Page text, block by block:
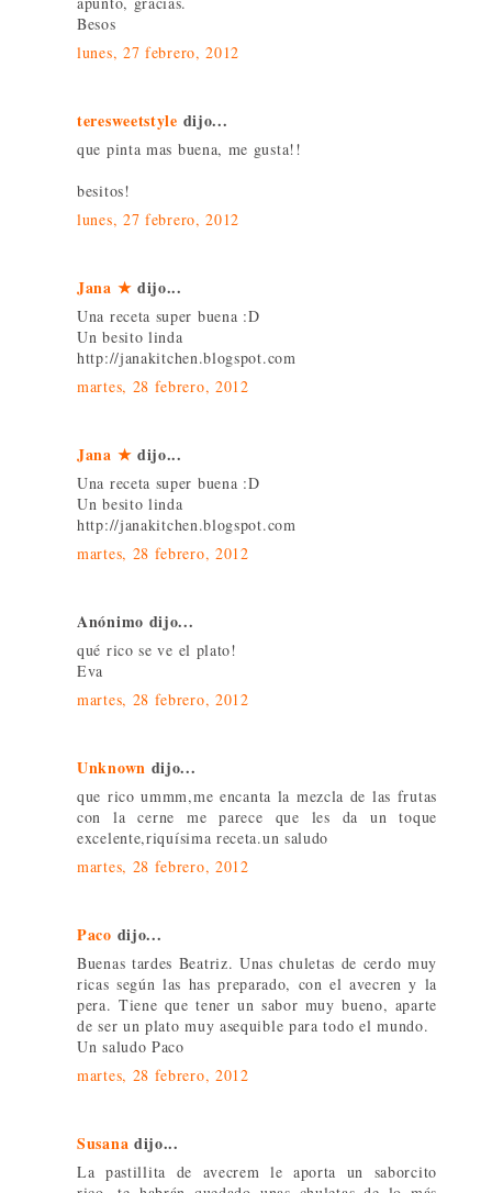
Besos
lunes, 27 febrero, 2012
teresweetstyle dijo...
que pinta mas buena, me gusta!!
besitos!
lunes, 27 febrero, 2012
Jana ★ dijo...
Una receta super buena :D
Un besito linda
http://janakitchen.blogspot.com
martes, 28 febrero, 2012
Jana ★ dijo...
Una receta super buena :D
Un besito linda
http://janakitchen.blogspot.com
martes, 28 febrero, 2012
Anónimo dijo...
qué rico se ve el plato!
Eva
martes, 28 febrero, 2012
Unknown dijo...
que rico ummm,me encanta la mezcla de las frutas
con la cerne me parece que les da un toque
excelente,riquísima receta.un saludo
martes, 28 febrero, 2012
Paco dijo...
Buenas tardes Beatriz. Unas chuletas de cerdo muy
ricas según las has preparado, con el avecren y la
pera. Tiene que tener un sabor muy bueno, aparte
de ser un plato muy asequible para todo el mundo.
Un saludo Paco
martes, 28 febrero, 2012
Susana dijo...
La pastillita de avecrem le aporta un saborcito